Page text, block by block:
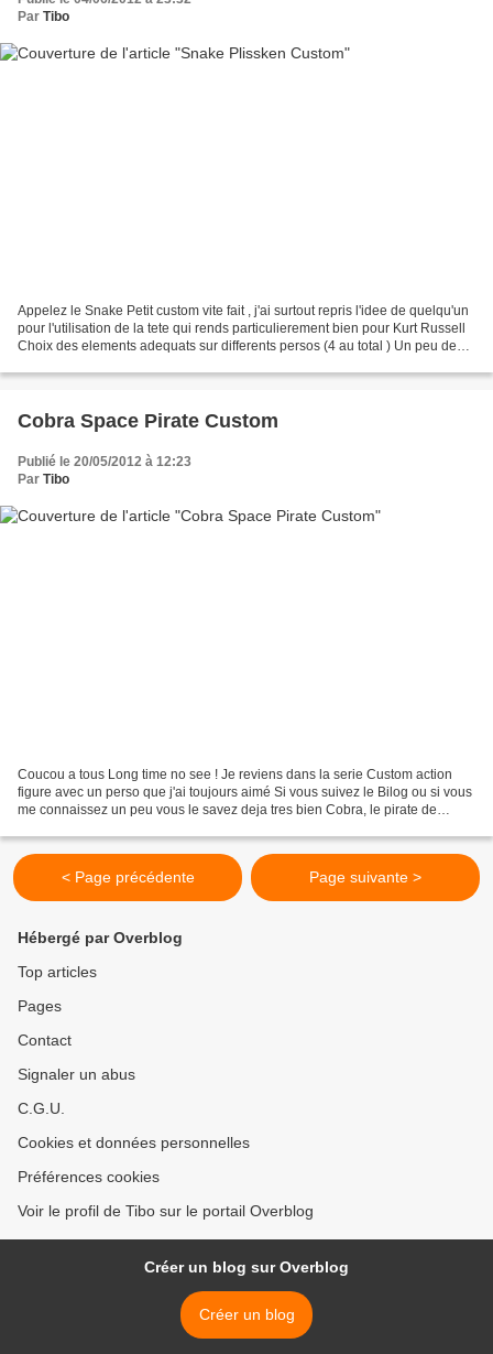
Par Tibo
Appelez le Snake Petit custom vite fait , j'ai surtout repris l'idee de quelqu'un
pour l'utilisation de la tete qui rends particulierement bien pour Kurt Russell
Choix des elements adequats sur differents persos (4 au total ) Un peu de
Cobra Space Pirate Custom
Publié le 20/05/2012 à 12:23
Par Tibo
Coucou a tous Long time no see ! Je reviens dans la serie Custom action
figure avec un perso que j'ai toujours aimé Si vous suivez le Bilog ou si vous
me connaissez un peu vous le savez deja tres bien Cobra, le pirate de
< Page précédente Page suivante >
Hébergé par Overblog
Top articles
Pages
Contact
Signaler un abus
C.G.U.
Cookies et données personnelles
Préférences cookies
Voir le profil de Tibo sur le portail Overblog
Créer un blog sur Overblog
Créer un blog